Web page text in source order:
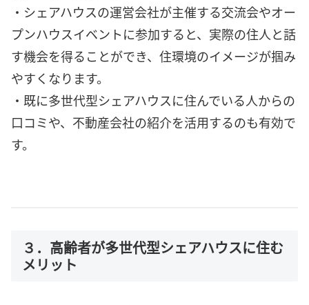
・シェアハウスの運営会社が主催する交流会やオー
プンハウスイベントに参加すると、実際の住人と話
す機会を得ることができ、住環境のイメージが掴み
やすくなります。
・既に多世代型シェアハウスに住んでいる人からの
口コミや、不動産会社の紹介を活用するのも有効で
す。
３．高齢者が多世代型シェアハウスに住む
メリット